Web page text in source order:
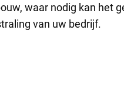
waar nodig kan het
van uw bedrijf.